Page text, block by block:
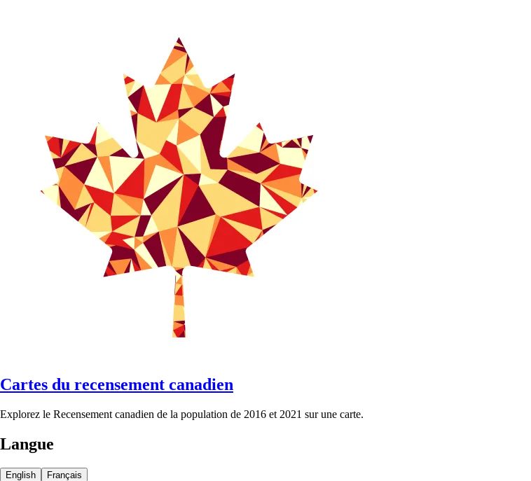
Cartes du recensement canadien
Explorez le Recensement canadien de la population de 2016 et 2021 sur une carte.
Langue
English Français